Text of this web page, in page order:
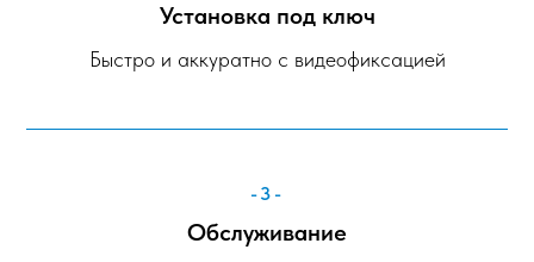
Установка под ключ
Быстро и аккуратно с видеофиксацией
-3-
Обслуживание